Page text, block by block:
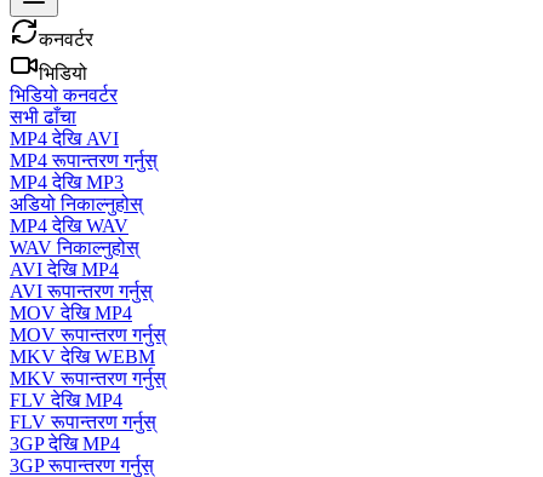
कनवर्टर
भिडियो
भिडियो कनवर्टर
सभी ढाँचा
MP4 देखि AVI
MP4 रूपान्तरण गर्नुस्
MP4 देखि MP3
अडियो निकाल्नुहोस्
MP4 देखि WAV
WAV निकाल्नुहोस्
AVI देखि MP4
AVI रूपान्तरण गर्नुस्
MOV देखि MP4
MOV रूपान्तरण गर्नुस्
MKV देखि WEBM
MKV रूपान्तरण गर्नुस्
FLV देखि MP4
FLV रूपान्तरण गर्नुस्
3GP देखि MP4
3GP रूपान्तरण गर्नुस्